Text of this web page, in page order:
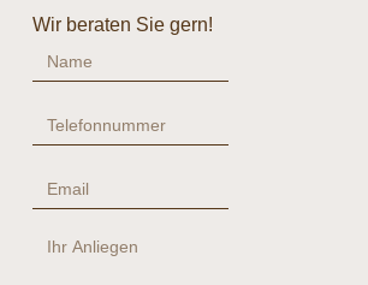
Wir beraten Sie gern!